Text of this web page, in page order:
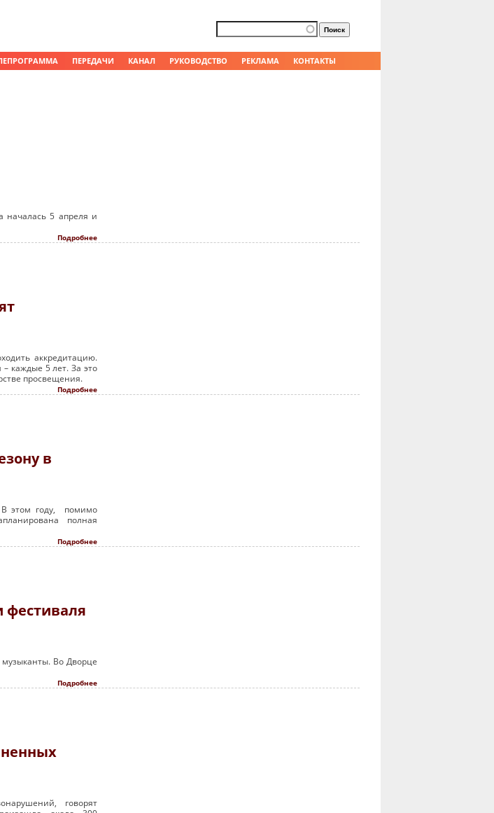
ПЕРЕДАЧИ КАНАЛ РУКОВОДСТВО РЕКЛАМА КОНТАКТЫ
Форма поиска
Поиск
началась 5 апреля и
Подробнее
аккредитацию.
каждые 5 лет. За это
просвещения.
Подробнее
в
В этом году, помимо
полная
Подробнее
фестиваля
музыканты. Во Дворце
Подробнее
говорят